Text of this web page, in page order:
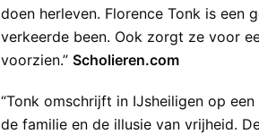
doen herleven. Florence Tonk is een
verkeerde been. Ook zorgt ze voor
voorzien.” Scholieren.com
“Tonk omschrijft in IJsheiligen op
de familie en de illusie van vrijheid.